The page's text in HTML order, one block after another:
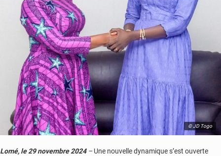
© JD Togo
Lomé, le 29 novembre 2024 –Une nouvelle dynamique s’est ouverte